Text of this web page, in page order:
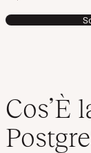
Cos’È